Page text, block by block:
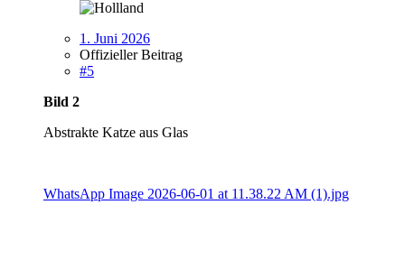
1. Juni 2026
Offizieller Beitrag
#5
Bild 2
Abstrakte Katze aus Glas
WhatsApp Image 2026-06-01 at 11.38.22 AM (1).jpg